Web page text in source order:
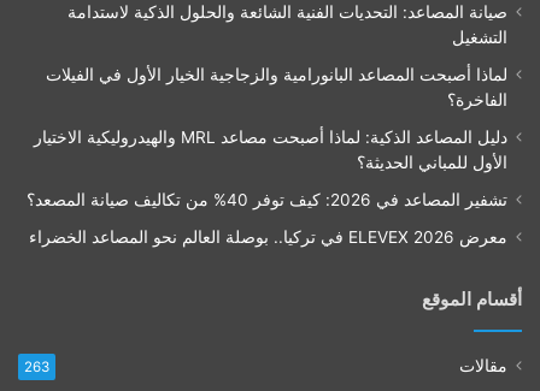
صيانة المصاعد: التحديات الفنية الشائعة والحلول الذكية لاستدامة
التشغيل
لماذا أصبحت المصاعد البانورامية والزجاجية الخيار الأول في الفيلات
الفاخرة؟
دليل المصاعد الذكية: لماذا أصبحت مصاعد MRL والهيدروليكية الاختيار
الأول للمباني الحديثة؟
تشفير المصاعد في 2026: كيف توفر 40% من تكاليف صيانة المصعد؟
معرض ELEVEX 2026 في تركيا.. بوصلة العالم نحو المصاعد الخضراء
أقسام الموقع
مقالات 263